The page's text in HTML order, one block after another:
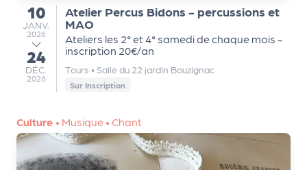
du
10
JANVIER
JANV.
2026
au
24
DÉCEMBRE
DÉC.
2026
Atelier Percus Bidons - percussions et
MAO
Ateliers les 2° et 4° samedi de chaque mois -
inscription 20€/an
Tours • Salle du 22 jardin Bouzignac
Sur Inscription
Culture • Musique • Chant